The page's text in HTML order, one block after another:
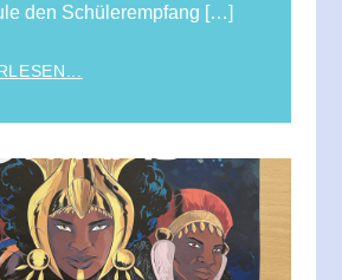
den Schülerempfang […]